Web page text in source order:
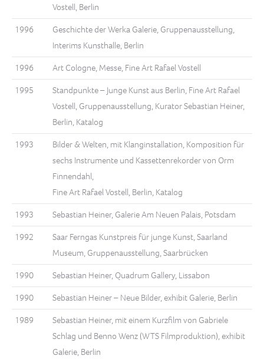
Vostell, Berlin
1996
Geschichte der Werka Galerie, Gruppenausstellung,
Interims Kunsthalle, Berlin
1996
Art Cologne, Messe, Fine Art Rafael Vostell
1995
Standpunkte – Junge Kunst aus Berlin, Fine Art Rafael
Vostell, Gruppenausstellung, Kurator Sebastian Heiner,
Berlin, Katalog
1993
Bilder & Welten, mit Klanginstallation, Komposition für
sechs Instrumente und Kassettenrekorder von Orm
Finnendahl,
Fine Art Rafael Vostell, Berlin, Katalog
1993
Sebastian Heiner, Galerie Am Neuen Palais, Potsdam
1992
Saar Ferngas Kunstpreis für junge Kunst, Saarland
Museum, Gruppenausstellung, Saarbrücken
1990
Sebastian Heiner, Quadrum Gallery, Lissabon
1990
Sebastian Heiner – Neue Bilder, exhibit Galerie, Berlin
1989
Sebastian Heiner, mit einem Kurzfilm von Gabriele
Schlag und Benno Wenz (WTS Filmproduktion), exhibit
Galerie, Berlin